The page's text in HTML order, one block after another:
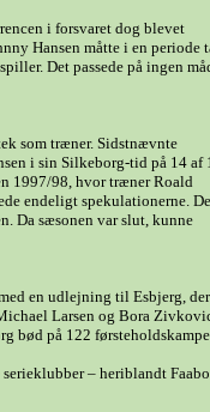
i forsvaret dog blevet
Hansen måtte i en periode
Det passede på ingen
som træner. Sidstnævnte
i sin Silkeborg-tid på 14 af
1997/98, hvor træner Roald
endeligt spekulationerne.
Da sæsonen var slut, kunne
en udlejning til Esbjerg, der
Larsen og Bora
bød på 122
– heriblandt